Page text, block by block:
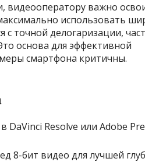
видеооператору важно
использовать
точной делогаризации,
основа для эффективной
смартфона критичны.
DaVinci Resolve или Adobe
8-бит видео для лучшей